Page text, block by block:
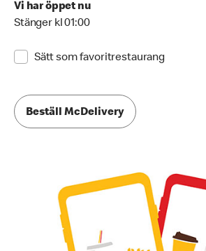
Vi har öppet nu
Stänger kl 01:00
Sätt som favoritrestaurang
Beställ McDelivery